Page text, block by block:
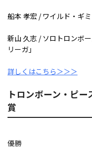
船本 孝宏 / ワイルド・ギ
新山 久志 / ソロトロンボ
リーガ」
詳しくはこちら＞＞＞
トロンボーン・ピ
賞
優勝